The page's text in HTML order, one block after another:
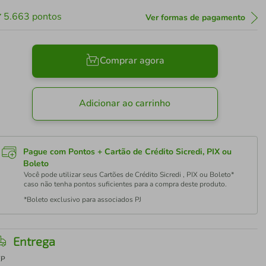
5.663 pontos Ver formas de pagamento
Comprar agora
Adicionar ao carrinho
Pague com Pontos + Cartão de Crédito Sicredi, PIX ou
Boleto
Você pode utilizar seus Cartões de Crédito Sicredi , PIX ou Boleto*
caso não tenha pontos suficientes para a compra deste produto.
*Boleto exclusivo para associados PJ
Entrega